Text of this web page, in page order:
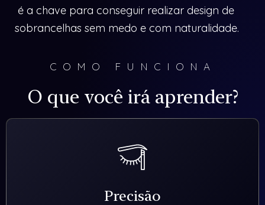
é a chave para conseguir realizar design de
sobrancelhas sem medo e com naturalidade.
COMO FUNCIONA
O que você irá aprender?
Precisão